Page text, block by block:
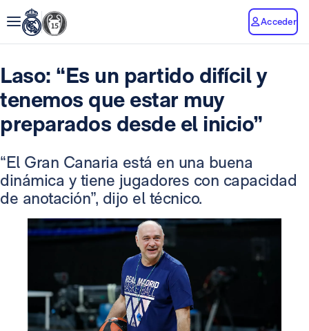
Acceder
Laso: “Es un partido difícil y
tenemos que estar muy
preparados desde el inicio”
“El Gran Canaria está en una buena
dinámica y tiene jugadores con capacidad
de anotación”, dijo el técnico.